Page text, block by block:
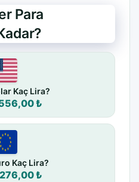
Para
Kaç Lira?
₺
Kaç Lira?
₺